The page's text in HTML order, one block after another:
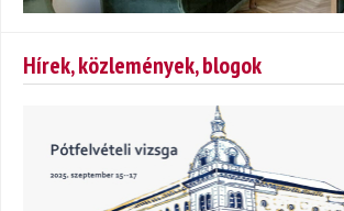
Hírek, közlemények, blogok